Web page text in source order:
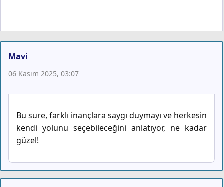
Mavi
06 Kasım 2025, 03:07
Bu sure, farklı inançlara saygı duymayı ve herkesin
kendi yolunu seçebileceğini anlatıyor, ne kadar
güzel!